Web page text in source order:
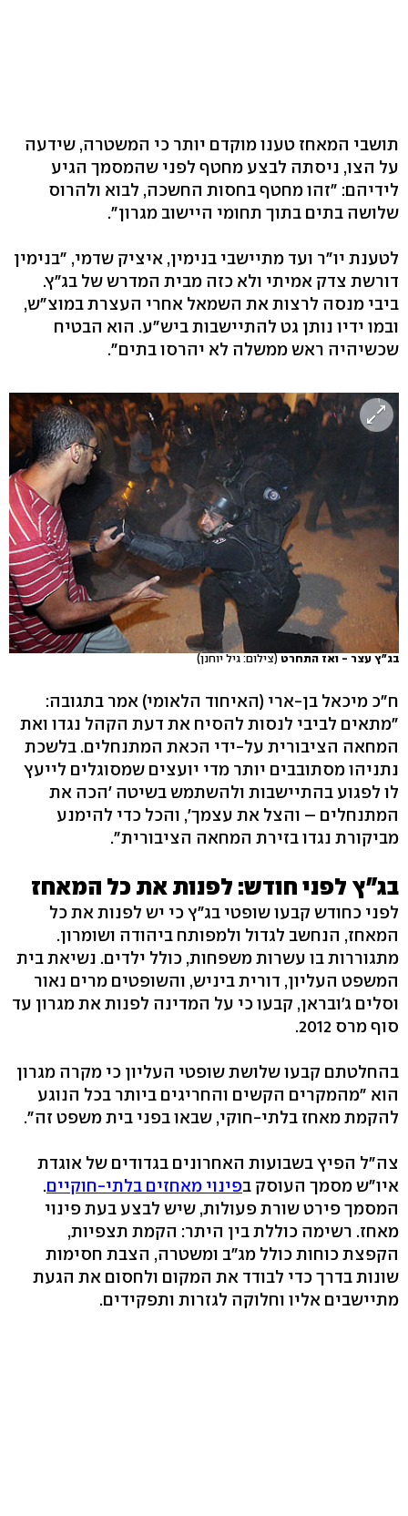
תושבי המאחז טענו מוקדם יותר כי המשטרה, שידעה
על הצו, ניסתה לבצע מחטף לפני שהמסמך הגיע
לידיהם: "זהו מחטף בחסות החשכה, לבוא ולהרוס
שלושה בתים בתוך תחומי היישוב מגרון".
לטענת יו"ר ועד מתיישבי בנימין, איציק שדמי, "בנימין
דורשת צדק אמיתי ולא כזה מבית המדרש של בג"ץ.
ביבי מנסה לרצות את השמאל אחרי העצרת במוצ"ש,
ובמו ידיו נותן גט להתיישבות ביש"ע. הוא הבטיח
שכשיהיה ראש ממשלה לא יהרסו בתים".
בג"ץ עצר - ואז התחרט (צילום: גיל יוחנן)
ח"כ מיכאל בן-ארי (האיחוד הלאומי) אמר בתגובה:
"מתאים לביבי לנסות להסיח את דעת הקהל נגדו ואת
המחאה הציבורית על-ידי הכאת המתנחלים. בלשכת
נתניהו מסתובבים יותר מדי יועצים שמסוגלים לייעץ
לו לפגוע בהתיישבות ולהשתמש בשיטה 'הכה את
המתנחלים – והצל את עצמך', והכל כדי להימנע
מביקורת נגדו בזירת המחאה הציבורית".
בג"ץ לפני חודש: לפנות את כל המאחז
לפני כחודש קבעו שופטי בג"ץ כי יש לפנות את כל
המאחז, הנחשב לגדול ולמפותח ביהודה ושומרון.
מתגוררות בו עשרות משפחות, כולל ילדים. נשיאת בית
המשפט העליון, דורית ביניש, והשופטים מרים נאור
וסלים ג'ובראן, קבעו כי על המדינה לפנות את מגרון עד
סוף מרס 2012.
בהחלטתם קבעו שלושת שופטי העליון כי מקרה מגרון
הוא "מהמקרים הקשים והחריגים ביותר בכל הנוגע
להקמת מאחז בלתי-חוקי, שבאו בפני בית משפט זה".
צה"ל הפיץ בשבועות האחרונים בגדודים של אוגדת
איו"ש מסמך העוסק בפינוי מאחזים בלתי-חוקיים.
המסמך פירט שורת פעולות, שיש לבצע בעת פינוי
מאחז. רשימה כוללת בין היתר: הקמת תצפיות,
הקפצת כוחות כולל מג"ב ומשטרה, הצבת חסימות
שונות בדרך כדי לבודד את המקום ולחסום את הגעת
מתיישבים אליו וחלוקה לגזרות ותפקידים.